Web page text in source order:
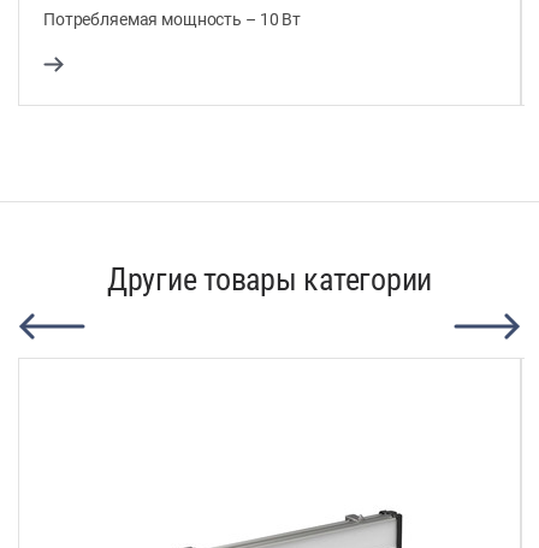
Потребляемая мощность – 10 Вт
Другие товары категории